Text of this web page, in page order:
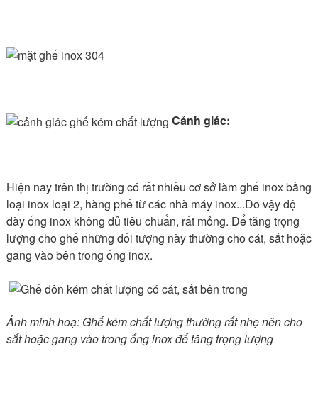
Cảnh giác:
Hiện nay trên thị trường có rất nhiều cơ sở làm ghế inox bằng
loại inox loại 2, hàng phế từ các nhà máy inox...Do vậy độ
dày ống inox không đủ tiêu chuẩn, rất mỏng. Để tăng trọng
lượng cho ghế những đối tượng này thường cho cát, sắt hoặc
gang vào bên trong ống inox.
Ảnh minh hoạ: Ghế kém chất lượng thường rất nhẹ nên cho
sắt hoặc gang vào trong ống inox để tăng trọng lượng